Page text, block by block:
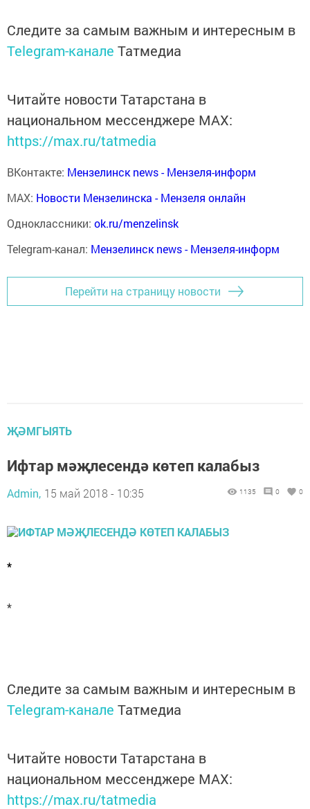
Следите за самым важным и интересным в
Telegram-канале Татмедиа
Читайте новости Татарстана в
национальном мессенджере MАХ:
https://max.ru/tatmedia
ВКонтакте: Мензелинск news - Мензеля-информ
MAX: Новости Мензелинска - Мензеля онлайн
Одноклассники: ok.ru/menzelinsk
Telegram-канал: Мензелинск news - Мензеля-информ
Перейти на страницу новости
ҖӘМГЫЯТЬ
Ифтар мәҗлесендә көтеп калабыз
Admin, 15 май 2018 - 10:35 1135 0 0
*
*
Следите за самым важным и интересным в
Telegram-канале Татмедиа
Читайте новости Татарстана в
национальном мессенджере MАХ:
https://max.ru/tatmedia